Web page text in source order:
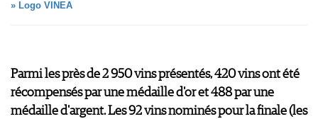
WINE TRADE CLUB
MENTIONS LÉGALES
CGV & PROTECTION DES
» Logo VINEA
Parmi les près de 2 950 vins présentés, 420 vins ont été
récompensés par une médaille d'or et 488 par une
médaille d'argent. Les 92 vins nominés pour la finale (les